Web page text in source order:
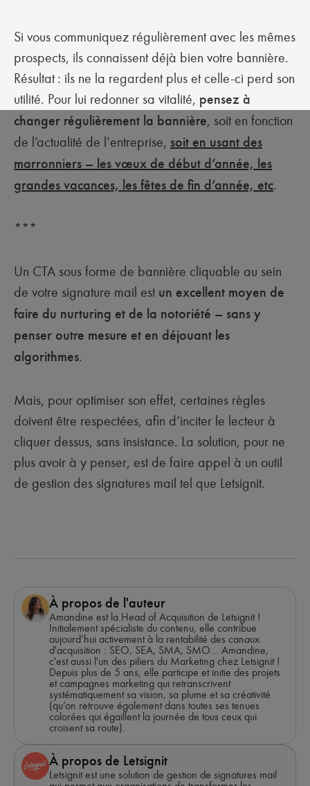
Si vous communiquez régulièrement avec les mêmes
prospects, ils connaissent déjà bien votre bannière.
Résultat : ils ne la regardent plus et celle-ci perd son
utilité. Pour lui redonner sa vitalité, pensez à
changer régulièrement la bannière, soit en fonction
de l’actualité de l’entreprise, soit en usant des
marronniers – les vœux de début d’année, les
grandes vacances, les fêtes de fin d’année, etc.
***
Un CTA sous forme de bannière cliquable au sein
de votre signature mail est un excellent moyen de
faire du nurturing et de la notoriété – sans y
penser outre mesure et en déjouant les
algorithmes.
Mais, pour optimiser son effet, certaines règles
doivent être respectées, afin d’inciter le lecteur à
cliquer dessus, sans insistance. La solution, pour ne
plus avoir à y penser, est de faire appel à un outil
de gestion des signatures mail tel que Letsignit.
À propos de l'auteur
Amandine est la Head of Acquisition de Letsignit !
Initialement spécialiste du contenu, elle contribue
aujourd’hui activement à la rentabilité des canaux
d'acquisition : SEO, SEA, SMA, SMO… Amandine,
c'est aussi l'un des piliers du Marketing chez Letsignit !
Depuis plus de 5 ans, elle participe et initie des projets
et campagnes marketing qui retranscrivent
systématiquement sa vision, sa plume et sa créativité
(qu’on retrouve également dans toutes ses tenues
colorées qui égaillent la journée de tous ceux qui
croisent sa route).
À propos de Letsignit
Letsignit est une solution de gestion de signatures mail